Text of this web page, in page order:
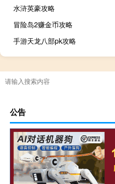
水浒英豪攻略
冒险岛2赚金币攻略
手游天龙八部pk攻略
至强e3 1230 v2怎么样（至强E3 1230 V2配什么显卡最好）
公告